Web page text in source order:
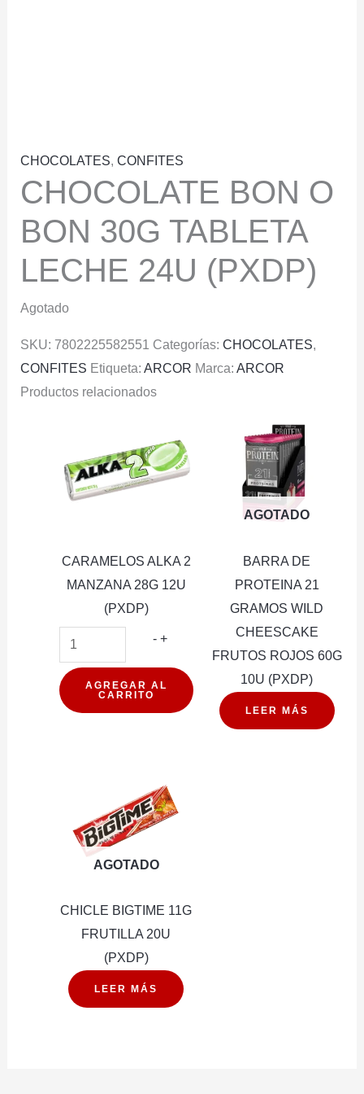
CHOCOLATES, CONFITES
CHOCOLATE BON O
BON 30G TABLETA
LECHE 24U (PXDP)
Agotado
SKU: 7802225582551 Categorías: CHOCOLATES,
CONFITES Etiqueta: ARCOR Marca: ARCOR
Productos relacionados
CARAMELOS ALKA 2
MANZANA 28G 12U
(PXDP)
- CARAMELOS
2
MANZANA
cantidad
+
AGREGAR AL
CARRITO
AGOTADO
BARRA DE
PROTEINA 21
GRAMOS WILD
CHEESCAKE
FRUTOS ROJOS 60G
10U (PXDP)
LEER MÁS
AGOTADO
CHICLE BIGTIME 11G
FRUTILLA 20U
(PXDP)
LEER MÁS